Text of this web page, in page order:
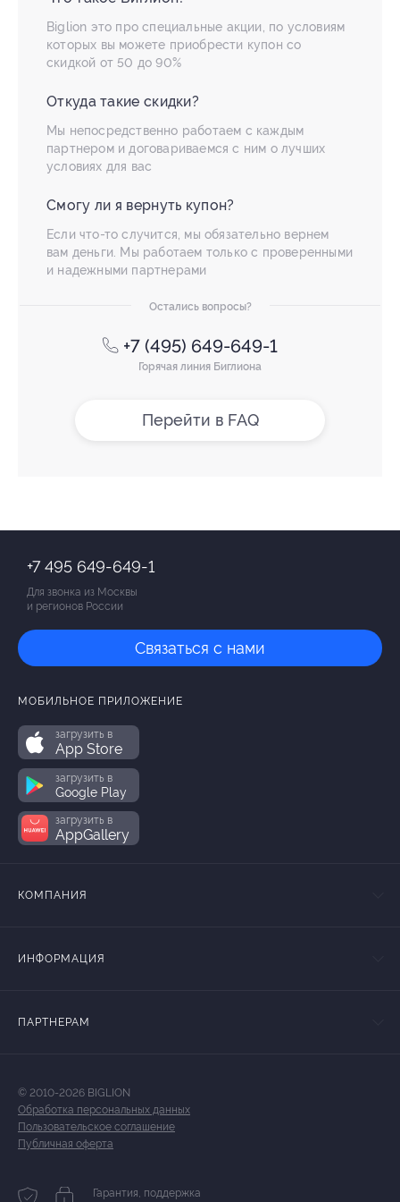
Biglion это про специальные акции, по условиям
которых вы можете приобрести купон со
скидкой от 50 до 90%
Откуда такие скидки?
Мы непосредственно работаем с каждым
партнером и договариваемся с ним о лучших
условиях для вас
Смогу ли я вернуть купон?
Если что-то случится, мы обязательно вернем
вам деньги. Мы работаем только с проверенными
и надежными партнерами
Остались вопросы?
+7 (495) 649-649-1
Горячая линия Биглиона
Перейти в FAQ
+7 495 649-649-1
Для звонка из Москвы
и регионов России
Связаться с нами
МОБИЛЬНОЕ ПРИЛОЖЕНИЕ
загрузить в
App Store
загрузить в
Google Play
загрузить в
AppGallery
КОМПАНИЯ
ИНФОРМАЦИЯ
ПАРТНЕРАМ
© 2010-2026 BIGLION
Обработка персональных данных
Пользовательское соглашение
Публичная оферта
Гарантия, поддержка